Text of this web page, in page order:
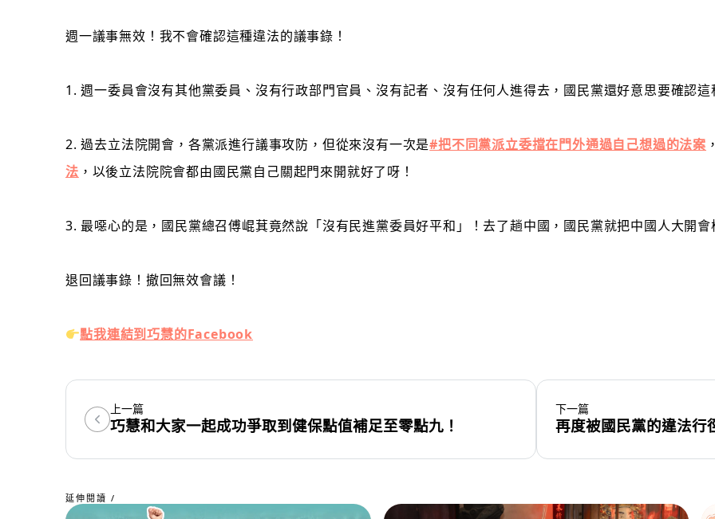
週一議事無效！我不會確認這種違法的議事錄！
1. 週一委員會沒有其他黨委員、沒有行政部門官員、沒有記者、沒有任何人進得去，國民黨還好意思要確認
2. 過去立法院開會，各黨派進行議事攻防，但從來沒有一次是#把不同黨派立委擋在門外通過自己想過的法案
法 ，以後立法院院會都由國民黨自己關起門來開就好了呀！
3. 最噁心的是，國民黨總召傅崐萁竟然說「沒有民進黨委員好平和」！去了趟中國，國民黨就把中國人大開
退回議事錄！撤回無效會議！
點我連結到巧慧的Facebook
上一篇
巧慧和大家一起成功爭取到健保點值補足至零點九！
下一篇
再度被國民黨的違法行
延伸閱讀 /